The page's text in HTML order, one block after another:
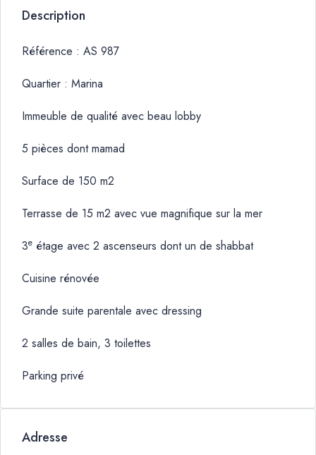
Description
Référence : AS 987
Quartier : Marina
Immeuble de qualité avec beau lobby
5 pièces dont mamad
Surface de 150 m2
Terrasse de 15 m2 avec vue magnifique sur la mer
3e étage avec 2 ascenseurs dont un de shabbat
Cuisine rénovée
Grande suite parentale avec dressing
2 salles de bain, 3 toilettes
Parking privé
Adresse